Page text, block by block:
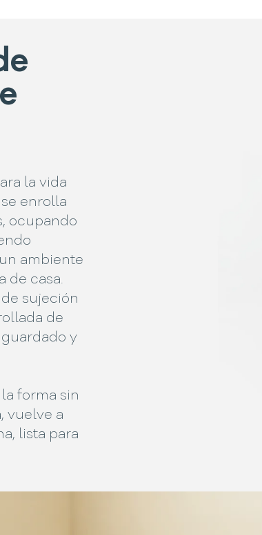
la vida
enrolla
ocupando
ambiente
de casa.
sujeción
de
y
forma sin
vuelve a
lista para